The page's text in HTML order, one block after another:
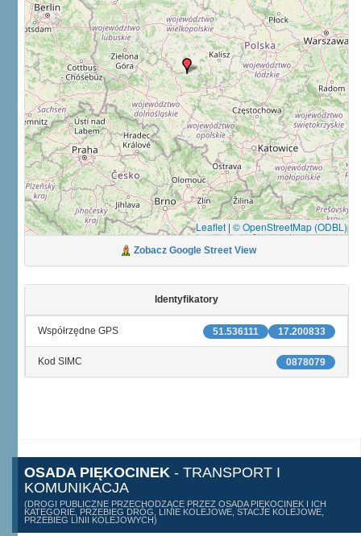
Leaflet | © OpenStreetMap (ODBL)
Zobacz Google Street View
Identyfikatory
17.200833
51.536111
Współrzędne GPS
0878079
Kod SIMC
OSADA PIĘKOCINEK - TRANSPORT I
KOMUNIKACJA
(DROGI PUBLICZNE PRZECHODZĄCE PRZEZ OSADA PIĘKOCINEK I ICH
KATEGORIE, PRZEBIEG DRÓG, LINIE KOLEJOWE, STACJE KOLEJOWE,
PRZEBIEG LINII KOLEJOWYCH)